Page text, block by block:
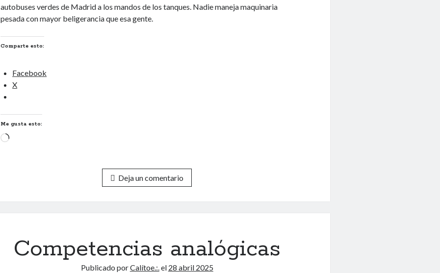
autobuses verdes de Madrid a los mandos de los tanques. Nadie maneja maquinaria
pesada con mayor beligerancia que esa gente.
Comparte esto:
Facebook
X
Me gusta esto:
Cargando...
Deja un comentario
Competencias analógicas
Publicado porCalítoe.:.el 28 abril 2025